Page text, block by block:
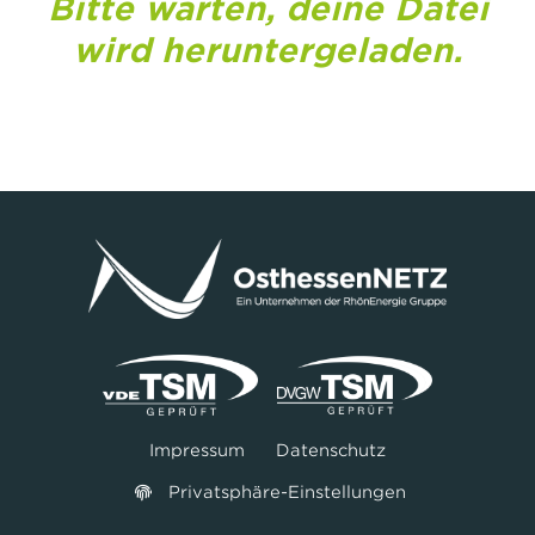
Bitte warten, deine Datei
wird heruntergeladen.
Impressum Datenschutz
Privatsphäre-Einstellungen